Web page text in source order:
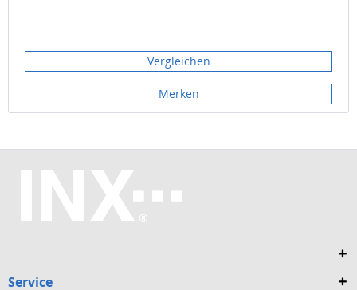
Vergleichen
Merken
Service